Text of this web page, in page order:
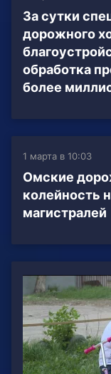
За сутки
дорожного
обработка
более
1 марта в 10:03
Омские
колейность
магистралей